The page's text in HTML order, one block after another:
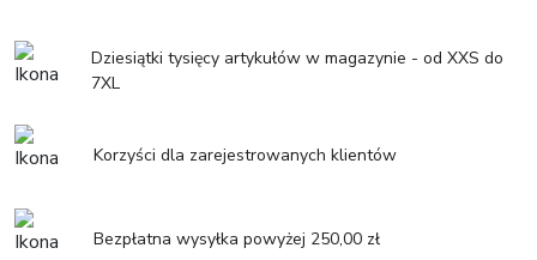
Dziesiątki tysięcy artykułów w magazynie - od XXS do
7XL
Korzyści dla zarejestrowanych klientów
Bezpłatna wysyłka powyżej 250,00 zł